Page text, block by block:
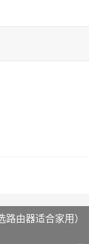
由器适合家用）